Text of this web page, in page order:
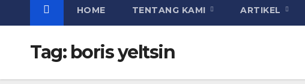
HOME TENTANG KAMI ARTIKEL
Tag: boris yeltsin